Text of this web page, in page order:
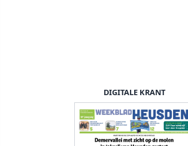
DIGITALE KRANT